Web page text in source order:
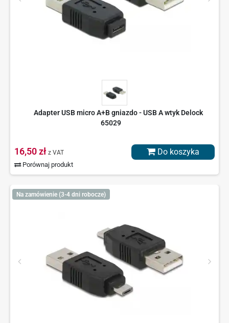
Adapter USB micro A+B gniazdo - USB A wtyk Delock
65029
16,50 zł z VAT
Porównaj produkt
Do koszyka
Na zamówienie (3-4 dni robocze)